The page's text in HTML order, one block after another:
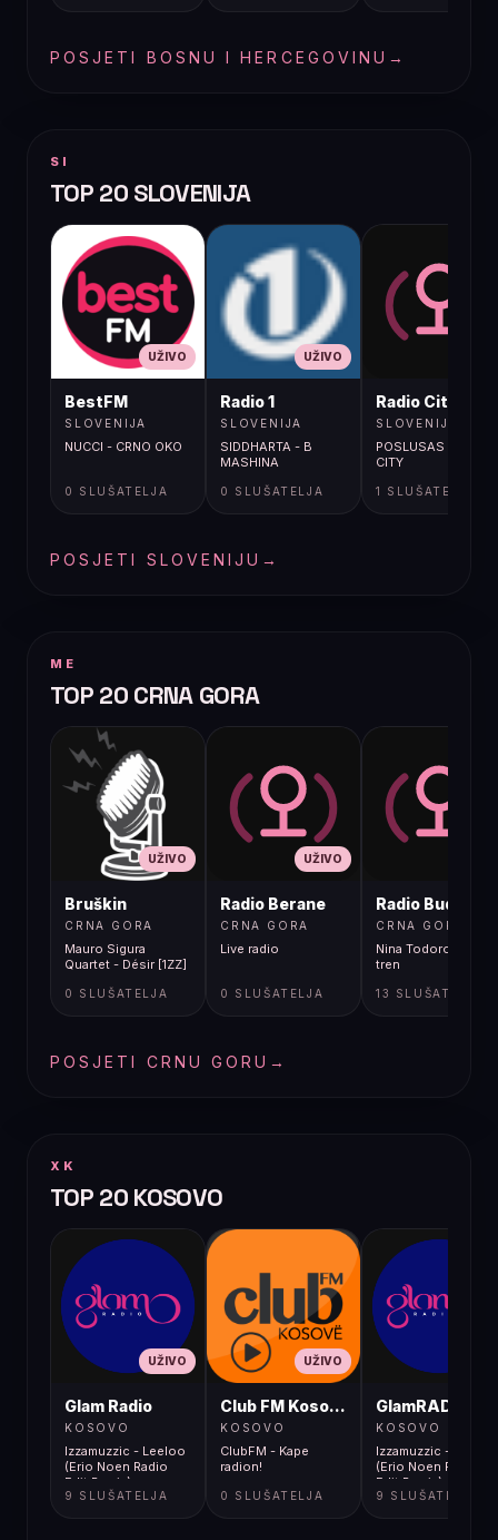
POSJETI BOSNU I HERCEGOVINU →
SI
TOP 20 SLOVENIJA
UŽIVO
BestFM
SLOVENIJA
NUCCI - CRNO OKO
0 SLUŠATELJA
UŽIVO
Radio 1
SLOVENIJA
SIDDHARTA - B
MASHINA
0 SLUŠATELJA
Radio City
SLOVENIJA
POSLUSAS RADIO
CITY
1 SLUŠATELJA
POSJETI SLOVENIJU →
ME
TOP 20 CRNA GORA
UŽIVO
Bruškin
CRNA GORA
Mauro Sigura
Quartet - Désir [1ZZ]
0 SLUŠATELJA
UŽIVO
Radio Berane
CRNA GORA
Live radio
0 SLUŠATELJA
Radio Budva
CRNA GORA
Nina Todorovic -
tren
13 SLUŠATELJA
POSJETI CRNU GORU →
XK
TOP 20 KOSOVO
UŽIVO
Glam Radio
KOSOVO
Izzamuzzic - Leeloo
(Erio Noen Radio
Edit Remix)
9 SLUŠATELJA
UŽIVO
Club FM Kosovë
KOSOVO
ClubFM - Kape
radion!
0 SLUŠATELJA
GlamRADIO
KOSOVO
Izzamuzzic - Leeloo
(Erio Noen Radio
Edit Remix)
9 SLUŠATELJA